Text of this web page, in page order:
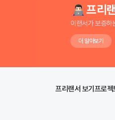
프리
이랜서가 보증
더 알아보기
프리랜서 보기 프로젝